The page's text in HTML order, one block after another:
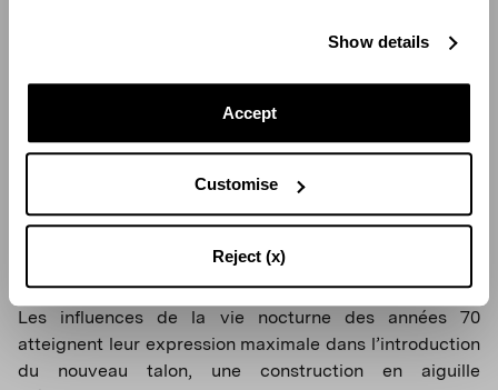
Show details
Accept
Customise
Reject (x)
Les influences de la vie nocturne des années 70
atteignent leur expression maximale dans l’introduction
du nouveau talon, une construction en aiguille